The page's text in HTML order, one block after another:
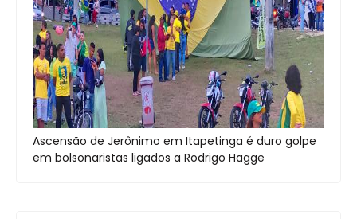
Ascensão de Jerônimo em Itapetinga é duro golpe
em bolsonaristas ligados a Rodrigo Hagge